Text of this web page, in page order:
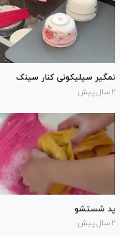
نمگیر سیلیکونی کنار سینک
۲ سال پیش
پد شستشو
۲ سال پیش